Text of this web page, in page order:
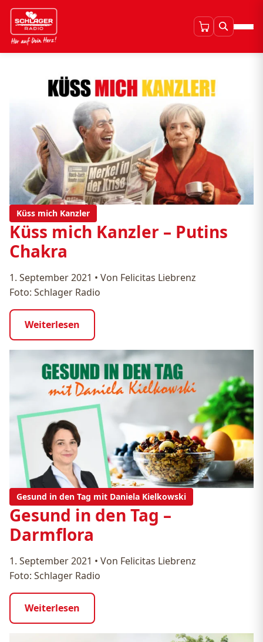
Küss mich Kanzler
Küss mich Kanzler – Putins
Chakra
1. September 2021 • Von Felicitas Liebrenz
Foto: Schlager Radio
Weiterlesen
Gesund in den Tag mit Daniela Kielkowski
Gesund in den Tag –
Darmflora
1. September 2021 • Von Felicitas Liebrenz
Foto: Schlager Radio
Weiterlesen